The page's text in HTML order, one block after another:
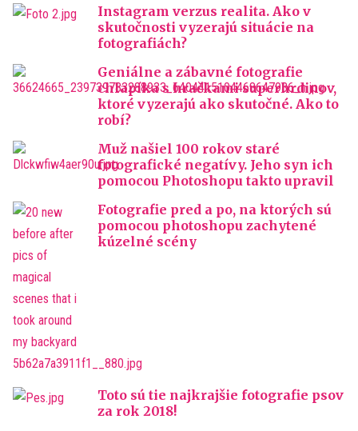
Instagram verzus realita. Ako v
skutočnosti vyzerajú situácie na
fotografiách?
Geniálne a zábavné fotografie
chlapíka s hračkami superhrdinov,
ktoré vyzerajú ako skutočné. Ako to
robí?
Muž našiel 100 rokov staré
fotografické negatívy. Jeho syn ich
pomocou Photoshopu takto upravil
Fotografie pred a po, na ktorých sú
pomocou photoshopu zachytené
kúzelné scény
Toto sú tie najkrajšie fotografie psov
za rok 2018!